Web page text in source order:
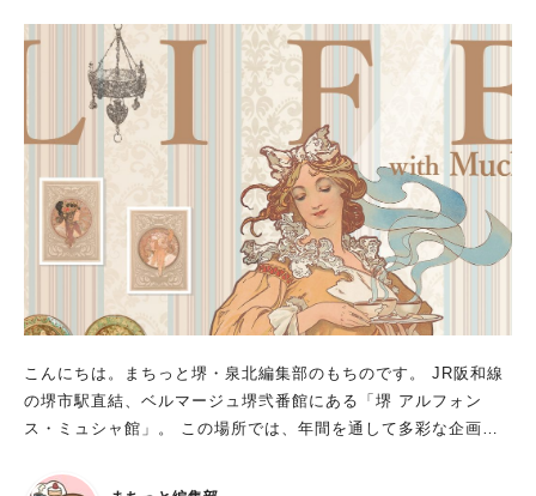
場。 さらに、「7月31日の堺大魚夜市のルーフトップ有料観覧席
招待」など、豪華景品が当たるイベントも予定されています。
家族や友達と特別な1日を過ごせますよ！ 家族で楽しめるパーテ
ィへ！ 癒やされるロケーションで、おいしい料理を食べながら
そうなので、気になる方は電話連絡してみてくださいね。 ※画
像は全てバルニバービより提供
こんにちは。まちっと堺・泉北編集部のもちのです。 JR阪和線
の堺市駅直結、ベルマージュ堺弐番館にある「堺 アルフォン
ス・ミュシャ館」。 この場所では、年間を通して多彩な企画展
をご紹介します。 企画展「ミュシャのある暮らし」 開催期間：